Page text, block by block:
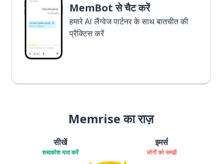
MemBot से चैट करें
हमारे AI लैंग्वेज पार्टनर के साथ बातचीत की
प्रैक्टिस करें
Memrise का राज़
सीखें
शब्दकोश याद करें
इमर्स
लोगों को समझें